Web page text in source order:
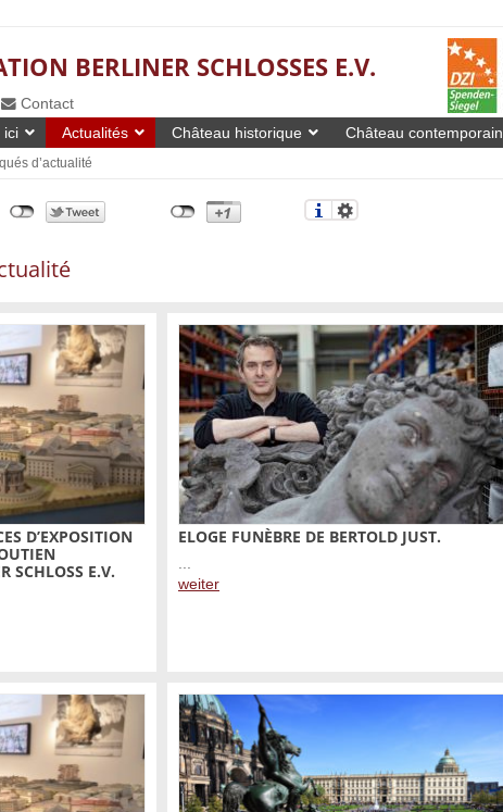
BERLINER SCHLOSSES E.V.
Contact
ici Actualités Château historique Château contemporain
d’actualité
D’EXPOSITION
SCHLOSS E.V.
ELOGE FUNÈBRE DE BERTOLD JUST.
...
weiter